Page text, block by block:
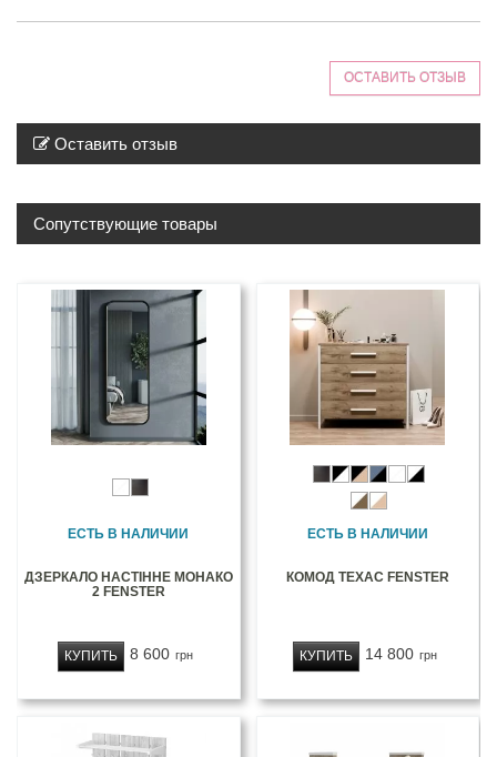
ОСТАВИТЬ ОТЗЫВ
Оставить отзыв
Сопутствующие товары
ЕСТЬ В НАЛИЧИИ
ДЗЕРКАЛО НАСТІННЕ МОНАКО
2 FENSTER
8 600 грн
КУПИТЬ
ЕСТЬ В НАЛИЧИИ
КОМОД ТЕХАС FENSTER
14 800 грн
КУПИТЬ